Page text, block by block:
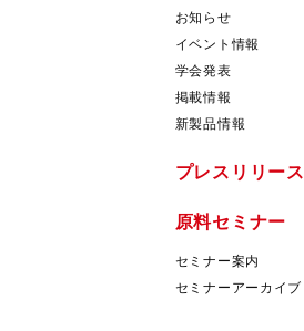
お知らせ
イベント情報
学会発表
掲載情報
新製品情報
プレスリリース
原料セミナー
セミナー案内
セミナーアーカイブ